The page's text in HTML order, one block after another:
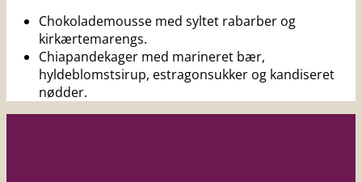
Chokolademousse med syltet rabarber og
kirkærtemarengs.
Chiapandekager med marineret bær,
hyldeblomstsirup, estragonsukker og kandiseret
nødder.